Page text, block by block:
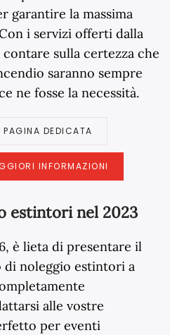
garantire la massima
i servizi offerti dalla
sulla certezza che
saranno sempre
ne fosse la necessità.
DEDICATA
INFORMAZIONI
estintori nel 2023
, è lieta di presentare il
di noleggio estintori a
alle vostre
per eventi